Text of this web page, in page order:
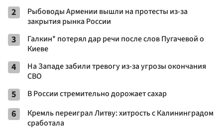
2
Рыбоводы Армении вышли на протесты из-за
закрытия рынка России
3
Галкин* потерял дар речи после слов Пугачевой о
Киеве
4
На Западе забили тревогу из-за угрозы окончания
СВО
5 В России стремительно дорожает сахар
6
Кремль переиграл Литву: хитрость с Калининградом
сработала